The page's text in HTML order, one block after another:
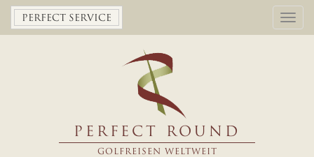
PERFECT SERVICE
PERFECT ROUND
GOLFREISEN WELTWEIT